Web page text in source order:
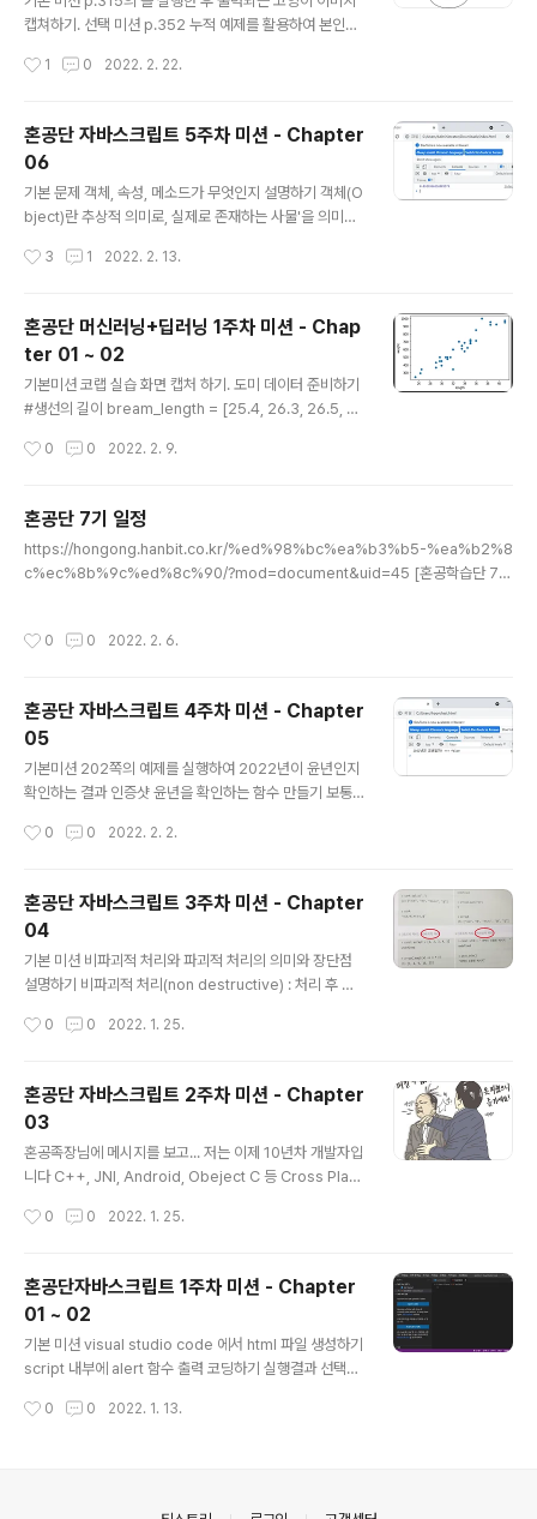
캡쳐하기. 선택 미션 p.352 누적 예제를 활용하여 본인의
L 페이지에 있는 HTML, HEAD, BODY, TITLE, H1, DI
부릅니다. 그리고 자바스크립트에서는 이를 문서 객체라고
부릅니다. 문서 객체를 조합해서 만든 전체적인 형태를 문
서 객체 모델이라고 부릅니다. HTML 코드를 자바스크립
트로 조작하기 1번째 h1 태그 2번째 h2 태그 실행결과 화
면에 문자열들이 나타나는데, BODY 태그가 생성되기 이
조작하던 부분(1번째 SCRIPT 태그 를 출력하..
1 0 2022. 2. 22.
혼공단 자바스크립트 5주차 미션 - Chapter
06
기본 문제 객체, 속성, 메소드가 무엇인지 설명하기 객체(O
bject)란 추상적 의미로, 실제로 존재하는 사물'을 의미하
rtty)은 객체 내부에 있는 값을 의미합니다. 메소드(meth
모질라 문서에서 Math 객체와 관련된 내용을 읽고 사인 9
0도의 값을 구해보세요. 참고로 사인 90도는 1입니다. 아
주 단순하게 생각해서 구현하면 0.89399666360055
79라는 결과가 나옵니다. 0.8939966636005579가
할 수 있는지 구글 검색 등을 활용해서 알아보고 코드..
3 1 2022. 2. 13.
혼공단 머신러닝+딥러닝 1주차 미션 - Chap
ter 01 ~ 02
기본미션 코랩 실습 화면 캡처 하기. 도미 데이터 준비하기
#생선의 길이 bream_length = [25.4, 26.3, 26.5, 2
1.5, 32.0, 32.0, 32.0, 33.0, 33.0, 33.5, 33.5, 34.0,
_weight = [242.0, 290.0, 340.0, 363.0, 430.0, 4
50.0, 500.0, 390.0, 450.0, 500.0, 475.0, 500.0,
500.0, 340.0, 600.0, 60..
0 0 2022. 2. 9.
혼공단 7기 일정
https://hongong.hanbit.co.kr/%ed%98%bc%ea%b3%b5-%ea%b2%8
c%ec%8b%9c%ed%8c%90/?mod=document&uid=45 [혼공학습단 7
감사드립니다 :) 어느덧 2021년이 끝나가고 hongong.hanbit.co.kr 2. 활동 기
월 23일 3주차: 1월 24일 ~ 1월 30일 쉬어가는 설 연휴 4주차: 2월 07일 ~ 2월 1
3일 5주차: 2월 14일 ~ 2월 20..
0 0 2022. 2. 6.
혼공단 자바스크립트 4주차 미션 - Chapter
05
기본미션 202쪽의 예제를 실행하여 2022년이 윤년인지
확인하는 결과 인증샷 윤년을 확인하는 함수 만들기 보통
합니다. 이런 해를 윤년(leap year)이라고 부르고 다음과
다. 하지만 100으로 나누어 떨어지는 해는 윤년이 아니다.
하지만 400으로 나누어 떨어지는 해는 윤년이다. 윤년인
지 확인하는 함수 출력 결과 2022년은 윤년이 아니다. 선
택미션 p.240 확인 문제 1번 풀고, 풀이 과정 설명하기 filt
er 함수의 콜백 함수 부분을 채워서 (1) 홀수만 추출, (2) 1
출해주세요. 그리고 코드의 실행 결과를 적어보..
0 0 2022. 2. 2.
혼공단 자바스크립트 3주차 미션 - Chapter
04
기본 미션 비파괴적 처리와 파괴적 처리의 의미와 장단점
설명하기 비파괴적 처리(non destructive) : 처리 후 원
: 처리 후에 원본 내용이 변경되는 처리 원본의 상태 변화에
같이 거대해질 수 있는 자료는 메모리를 절약할 수 있게 대
부분 `파괴적 처리`로 이루어졌습니다. 하지만 파괴적 처
리는 메모리를 절약할 수는 있지만 원본이 변경되기 때문
에 위험할 수 있습니다. 따라서 메모리가 여유로운 현대의
프로그래밍 언어와 라이브러리는 자료 보호를 위해 대부분
프로그래밍 언어는 메모리가 부족했던 과거부터 메모리가
0 0 2022. 1. 25.
혼공단 자바스크립트 2주차 미션 - Chapter
03
혼공족장님에 메시지를 보고... 저는 이제 10년차 개발자입
니다 C++, JNI, Android, Obeject C 등 Cross Platf
는데 작년부터 R&R이 딥러닝이 추가 되었습니다. 딥러닝
은데 Android, iOS 에서 모두 확인할 수 있도록 빠르게
만들 필요성이 있었습니다. 그러다 모든 클라이언트에서
모두 동작하게 해야한다는 요구사항이 있었습니다. 자마린
이나 플러터도 고민을 하였었다가 웹을 이용하면 모든 Cli
ent(Window, Android, iOS, Mac, Linux)에서 모두 확
각으로 웹 공부를 시작하였..
0 0 2022. 1. 25.
혼공단자바스크립트 1주차 미션 - Chapter
01 ~ 02
기본 미션 visual studio code 에서 html 파일 생성하기
script 내부에 alert 함수 출력 코딩하기 실행결과 선택미
어입니다. ECMAScript란 유럽컴퓨터제조협회에서 표준
우저 점유율이 나오는거 같다. 63.8%으로 Chrome 을
0 0 2022. 1. 13.